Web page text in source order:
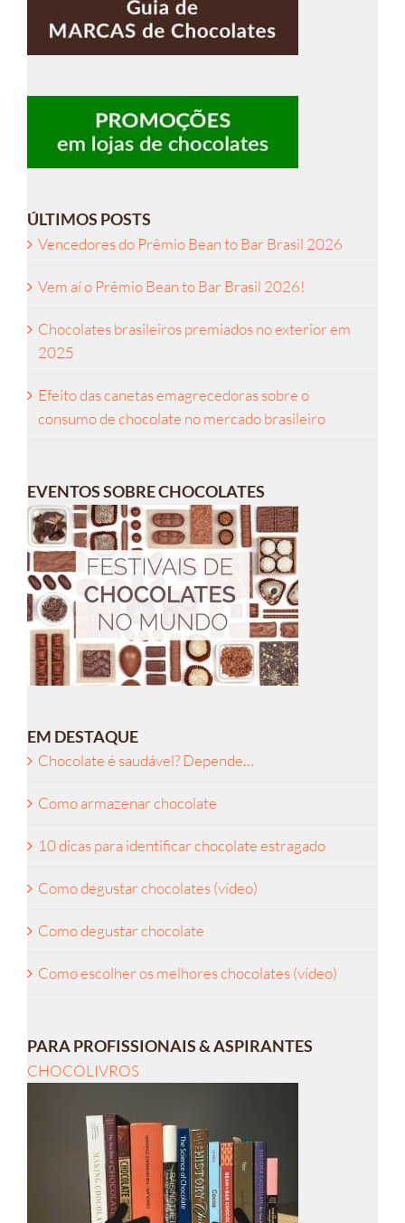
ÚLTIMOS POSTS
Vencedores do Prêmio Bean to Bar Brasil 2026
Vem aí o Prêmio Bean to Bar Brasil 2026!
Chocolates brasileiros premiados no exterior em
2025
Efeito das canetas emagrecedoras sobre o
consumo de chocolate no mercado brasileiro
EVENTOS SOBRE CHOCOLATES
EM DESTAQUE
Chocolate é saudável? Depende…
Como armazenar chocolate
10 dicas para identificar chocolate estragado
Como degustar chocolates (vídeo)
Como degustar chocolate
Como escolher os melhores chocolates (vídeo)
PARA PROFISSIONAIS & ASPIRANTES
CHOCOLIVROS